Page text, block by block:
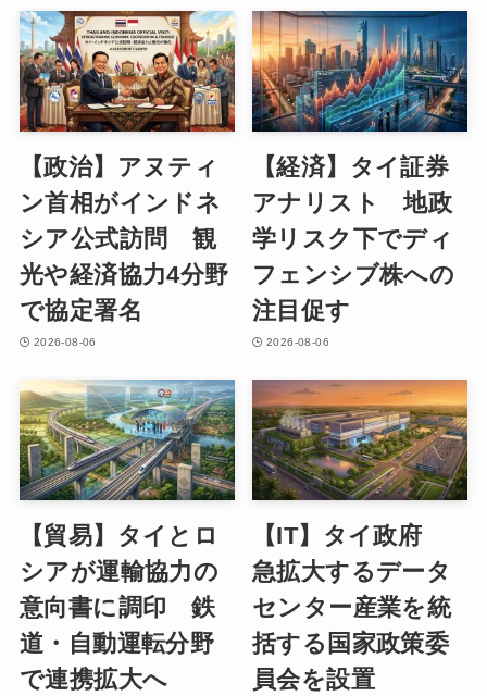
【政治】アヌティ
ン首相がインドネ
シア公式訪問 観
光や経済協力4分野
で協定署名
2026-08-06
【経済】タイ証券
アナリスト 地政
学リスク下でディ
フェンシブ株への
注目促す
2026-08-06
【貿易】タイとロ
シアが運輸協力の
意向書に調印 鉄
道・自動運転分野
で連携拡大へ
【IT】タイ政府
急拡大するデータ
センター産業を統
括する国家政策委
員会を設置